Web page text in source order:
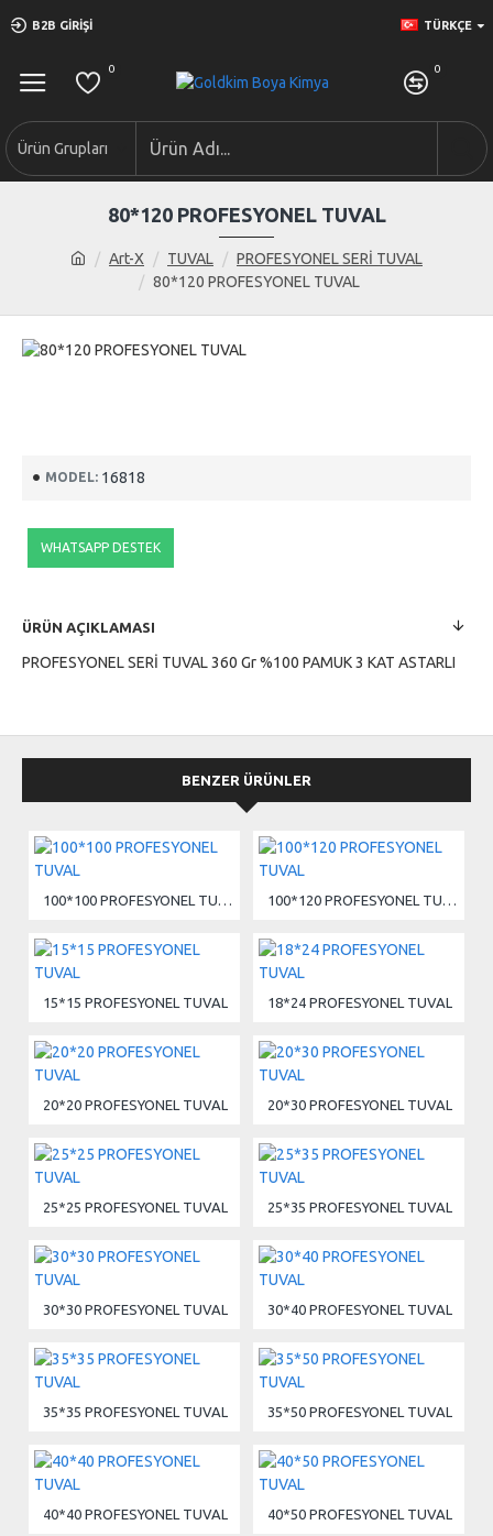
B2B GIRIŞI TÜRKÇE
0 0
Ürün Grupları
Art-X TUVAL
PROFESYONEL SERİ TUVAL
80*120 PROFESYONEL TUVAL
80*120 PROFESYONEL TUVAL
MODEL: 16818
WHATSAPP DESTEK
ÜRÜN AÇIKLAMASI
PROFESYONEL SERİ TUVAL 360 Gr %100 PAMUK 3 KAT ASTARLI
BENZER ÜRÜNLER
100*100 PROFESYONEL TUVAL 100*120 PROFESYONEL TUVAL
15*15 PROFESYONEL TUVAL 18*24 PROFESYONEL TUVAL
20*20 PROFESYONEL TUVAL 20*30 PROFESYONEL TUVAL
25*25 PROFESYONEL TUVAL 25*35 PROFESYONEL TUVAL
30*30 PROFESYONEL TUVAL 30*40 PROFESYONEL TUVAL
35*35 PROFESYONEL TUVAL 35*50 PROFESYONEL TUVAL
40*40 PROFESYONEL TUVAL 40*50 PROFESYONEL TUVAL